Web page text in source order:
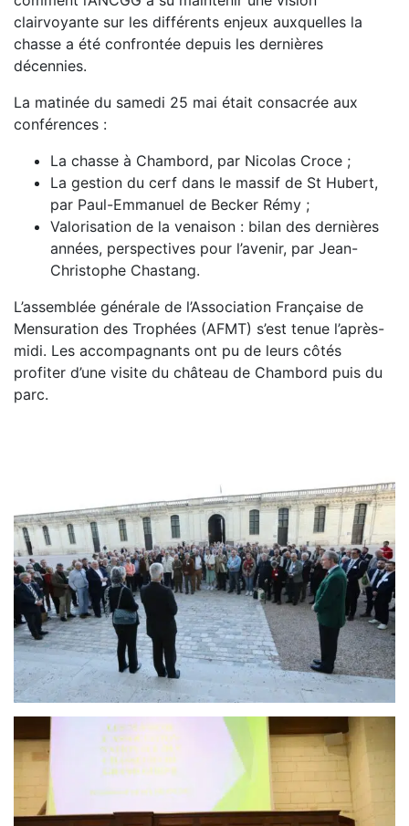
clairvoyante sur les différents enjeux auxquelles la
chasse a été confrontée depuis les dernières
décennies.
La matinée du samedi 25 mai était consacrée aux
conférences :
La chasse à Chambord, par Nicolas Croce ;
La gestion du cerf dans le massif de St Hubert,
par Paul-Emmanuel de Becker Rémy ;
Valorisation de la venaison : bilan des dernières
années, perspectives pour l’avenir, par Jean-
Christophe Chastang.
L’assemblée générale de l’Association Française de
Mensuration des Trophées (AFMT) s’est tenue l’après-
midi. Les accompagnants ont pu de leurs côtés
profiter d’une visite du château de Chambord puis du
parc.